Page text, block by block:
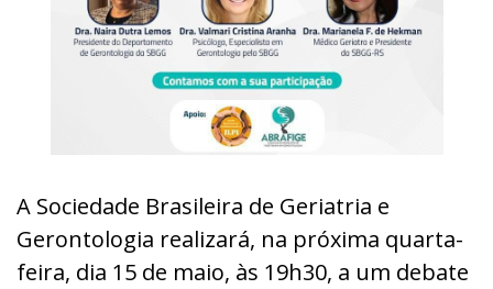
A Sociedade Brasileira de Geriatria e
Gerontologia realizará, na próxima quarta-
feira, dia 15 de maio, às 19h30, a um debate